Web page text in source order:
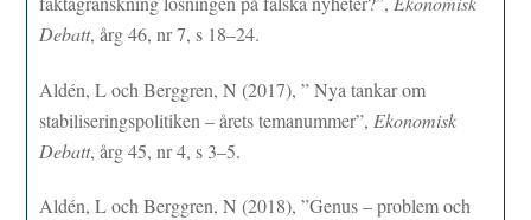
Debatt, årg 46, nr 7, s 18–24.
Aldén, L och Berggren, N (2017), ” Nya tankar om
stabiliseringspolitiken – årets temanummer”, Ekonomisk
Debatt, årg 45, nr 4, s 3–5.
Aldén, L och Berggren, N (2018), ”Genus – problem och